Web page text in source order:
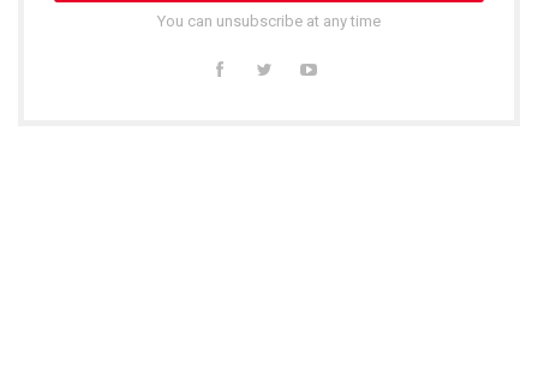
You can unsubscribe at any time